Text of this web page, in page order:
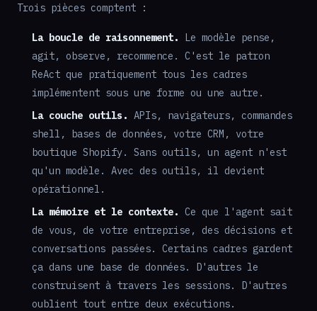
Trois pièces comptent :
La boucle de raisonnement.
Le modèle pense,
agit, observe, recommence. C'est le patron
ReAct que pratiquement tous les cadres
implémentent sous une forme ou une autre.
La couche outils. APIs, navigateurs, commandes
shell, bases de données, votre CRM, votre
boutique Shopify. Sans outils, un agent n'est
qu'un modèle. Avec des outils, il devient
opérationnel.
La mémoire et le contexte. Ce que l'agent sait
de vous, de votre entreprise, des décisions et
conversations passées. Certains cadres gardent
ça dans une base de données. D'autres le
construisent à travers les sessions. D'autres
oublient tout entre deux exécutions.